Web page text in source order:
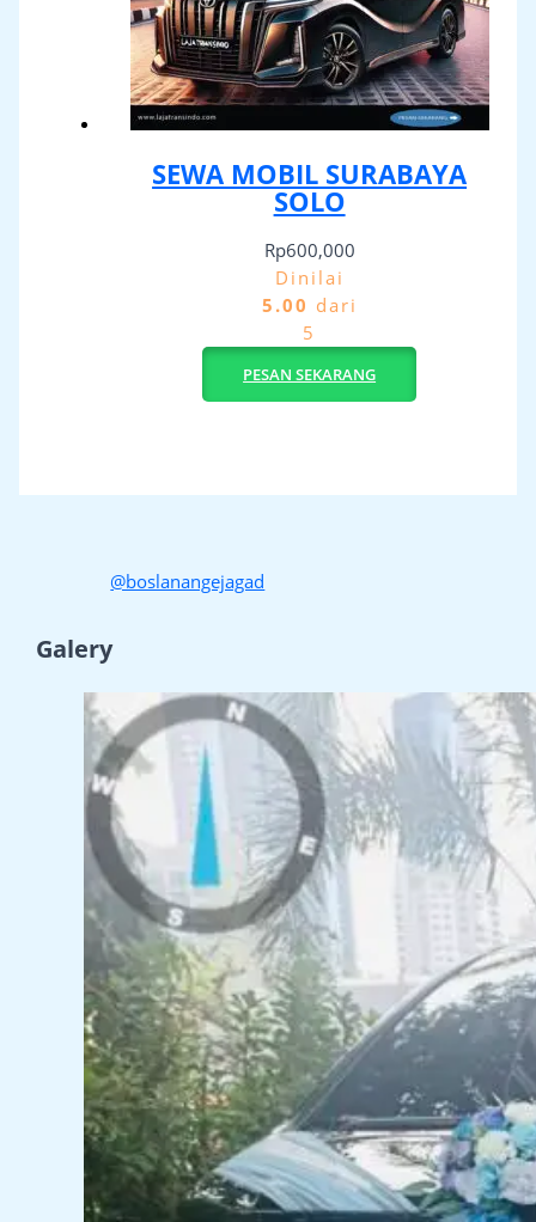
SEWA MOBIL SURABAYA
SOLO
Rp600,000
Dinilai
5.00 dari
5
PESAN SEKARANG
@boslanangejagad
Galery